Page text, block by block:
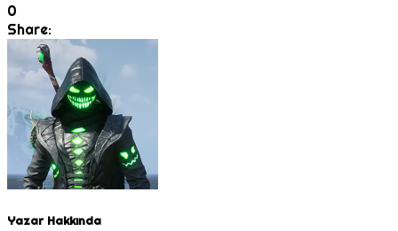
0
Share:
Yazar Hakkında